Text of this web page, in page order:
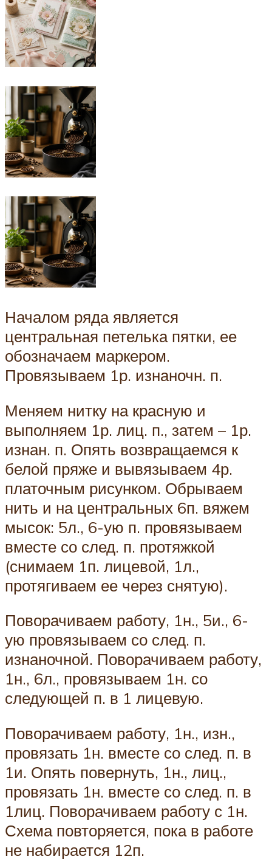
Началом ряда является
центральная петелька пятки, ее
обозначаем маркером.
Провязываем 1р. изнаночн. п.
Меняем нитку на красную и
выполняем 1р. лиц. п., затем – 1р.
изнан. п. Опять возвращаемся к
белой пряже и вывязываем 4р.
платочным рисунком. Обрываем
нить и на центральных 6п. вяжем
мысок: 5л., 6-ую п. провязываем
вместе со след. п. протяжкой
(снимаем 1п. лицевой, 1л.,
протягиваем ее через снятую).
Поворачиваем работу, 1н., 5и., 6-
ую провязываем со след. п.
изнаночной. Поворачиваем работу,
1н., 6л., провязываем 1н. со
следующей п. в 1 лицевую.
Поворачиваем работу, 1н., изн.,
провязать 1н. вместе со след. п. в
1и. Опять повернуть, 1н., лиц.,
провязать 1н. вместе со след. п. в
1лиц. Поворачиваем работу с 1н.
Схема повторяется, пока в работе
не набирается 12п.